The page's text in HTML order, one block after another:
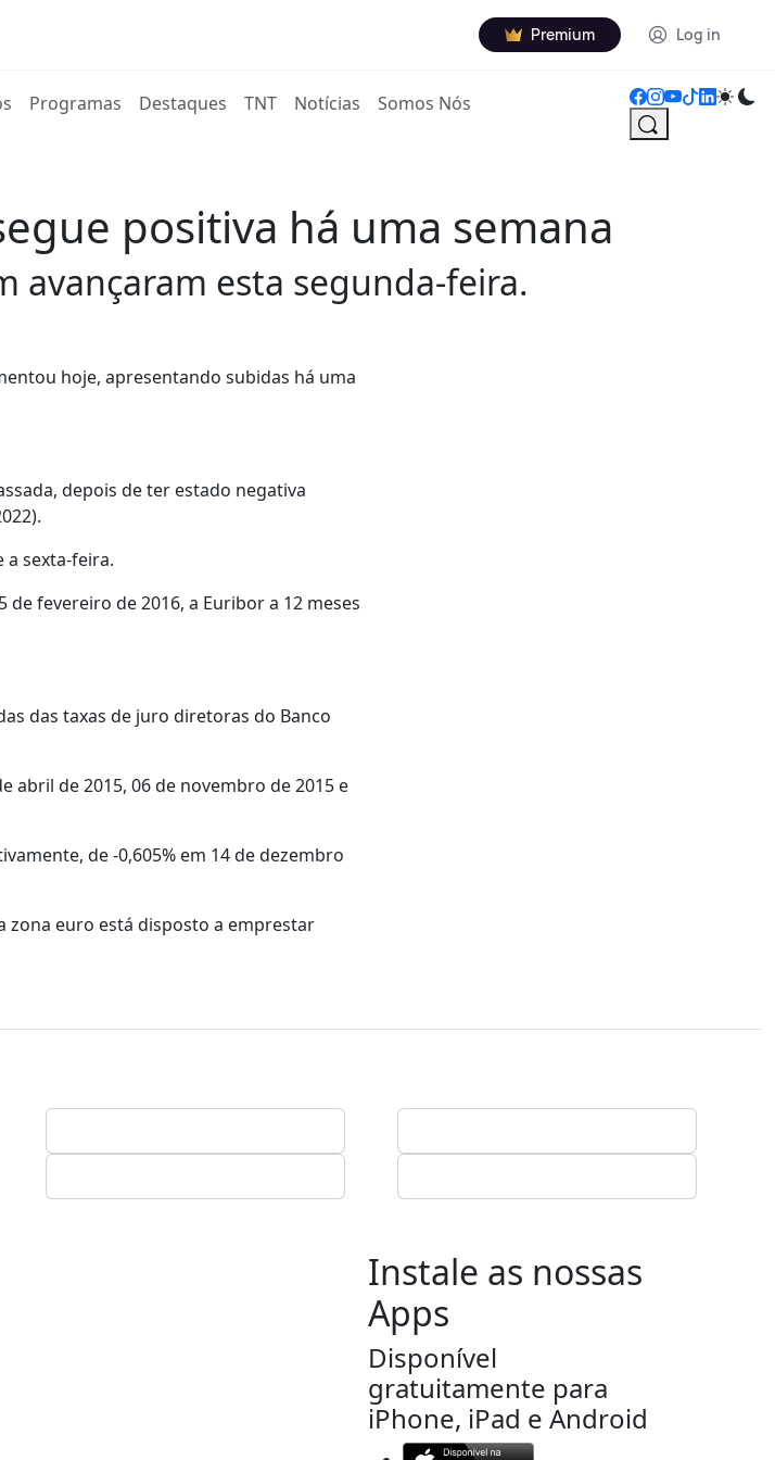
Premium Log in
Programas Destaques TNT Notícias Somos Nós
positiva há uma semana
avançaram esta segunda-feira.
hoje, apresentando subidas há uma
depois de ter estado negativa
a sexta-feira.
fevereiro de 2016, a Euribor a 12 meses
das taxas de juro diretoras do Banco
abril de 2015, 06 de novembro de 2015 e
de -0,605% em 14 de dezembro
zona euro está disposto a emprestar
Instale as nossas
Apps
Disponível
gratuitamente para
iPhone, iPad e Android